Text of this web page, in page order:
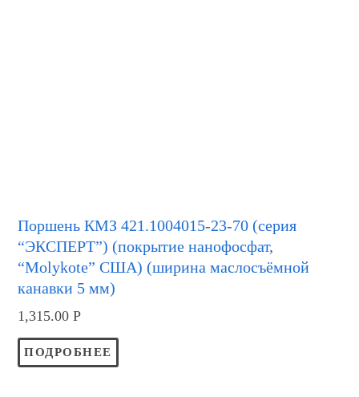
Поршень КМЗ 421.1004015-23-70 (серия
“ЭКСПЕРТ”) (покрытие нанофосфат,
“Molykote” США) (ширина маслосъёмной
канавки 5 мм)
1,315.00Р
ПОДРОБНЕЕ